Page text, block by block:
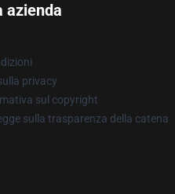
azienda
privacy
sul copyright
sulla trasparenza della catena